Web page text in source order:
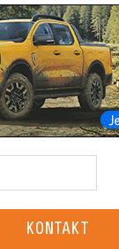
KONTAKT